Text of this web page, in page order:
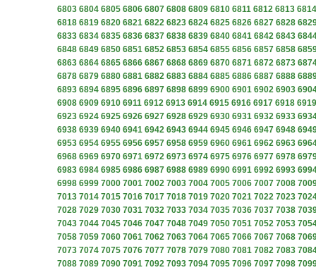
6803 6804 6805 6806 6807 6808 6809 6810 6811 6812 6813 6814
6818 6819 6820 6821 6822 6823 6824 6825 6826 6827 6828
6833 6834 6835 6836 6837 6838 6839 6840 6841 6842 6843
6848 6849 6850 6851 6852 6853 6854 6855 6856 6857 6858
6863 6864 6865 6866 6867 6868 6869 6870 6871 6872 6873
6878 6879 6880 6881 6882 6883 6884 6885 6886 6887 6888
6893 6894 6895 6896 6897 6898 6899 6900 6901 6902 6903
6908 6909 6910 6911 6912 6913 6914 6915 6916 6917 6918 6919
6923 6924 6925 6926 6927 6928 6929 6930 6931 6932 6933
6938 6939 6940 6941 6942 6943 6944 6945 6946 6947 6948
6953 6954 6955 6956 6957 6958 6959 6960 6961 6962 6963
6968 6969 6970 6971 6972 6973 6974 6975 6976 6977 6978
6983 6984 6985 6986 6987 6988 6989 6990 6991 6992 6993
6998 6999 7000 7001 7002 7003 7004 7005 7006 7007 7008
7013 7014 7015 7016 7017 7018 7019 7020 7021 7022 7023
7028 7029 7030 7031 7032 7033 7034 7035 7036 7037 7038
7043 7044 7045 7046 7047 7048 7049 7050 7051 7052 7053
7058 7059 7060 7061 7062 7063 7064 7065 7066 7067 7068
7073 7074 7075 7076 7077 7078 7079 7080 7081 7082 7083
7088 7089 7090 7091 7092 7093 7094 7095 7096 7097 7098